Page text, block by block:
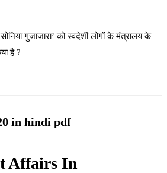
गुजाजारा’ को स्वदेशी लोगों के मंत्रालय के
है ?
in hindi pdf
Affairs In